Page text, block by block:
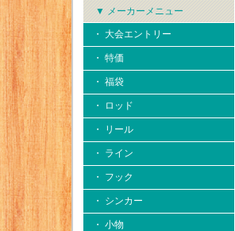
▼ メーカーメニュー
・ 大会エントリー
・ 特価
・ 福袋
・ ロッド
・ リール
・ ライン
・ フック
・ シンカー
・ 小物